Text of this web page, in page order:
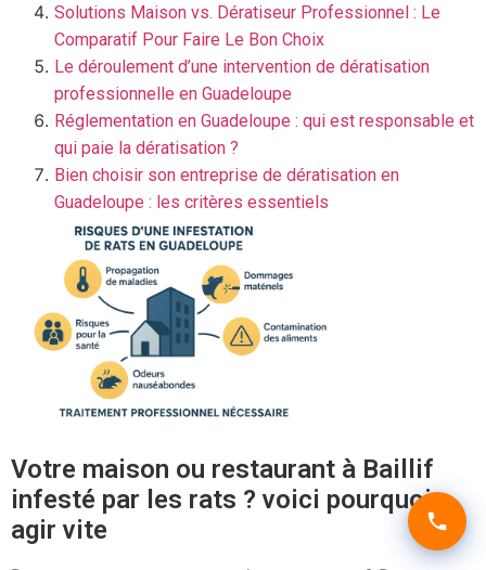
Solutions Maison vs. Dératiseur Professionnel : Le
Comparatif Pour Faire Le Bon Choix
Le déroulement d’une intervention de dératisation
professionnelle en Guadeloupe
Réglementation en Guadeloupe : qui est responsable et
qui paie la dératisation ?
Bien choisir son entreprise de dératisation en
Guadeloupe : les critères essentiels
Votre maison ou restaurant à Baillif
infesté par les rats ? voici pourquoi
agir vite